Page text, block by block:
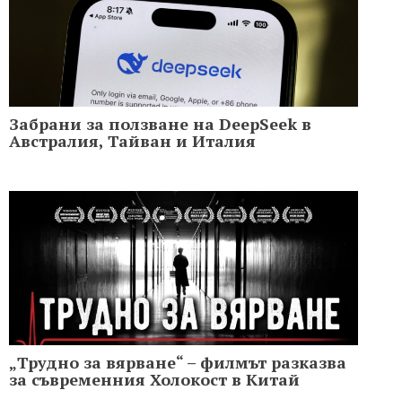
Забрани за ползване на DeepSeek в
Австралия, Тайван и Италия
„Трудно за вярване“ – филмът разказва
за съвременния Холoкост в Китай